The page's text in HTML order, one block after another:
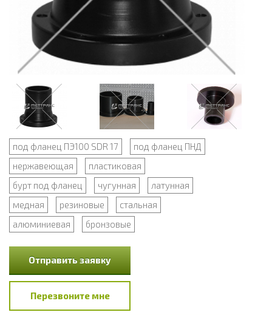
под фланец ПЭ100 SDR 17
под фланец ПНД
нержавеющая
пластиковая
бурт под фланец
чугунная
латунная
медная
резиновые
стальная
алюминиевая
бронзовые
Отправить заявку
Перезвоните мне